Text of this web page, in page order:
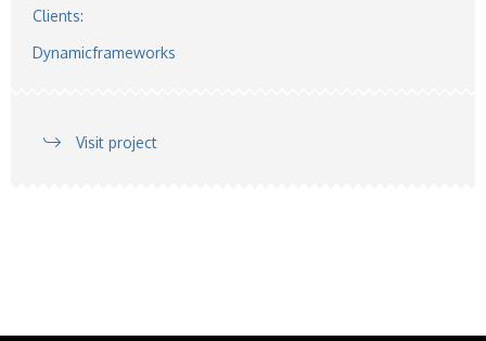
Clients:
Dynamicframeworks
Visit project